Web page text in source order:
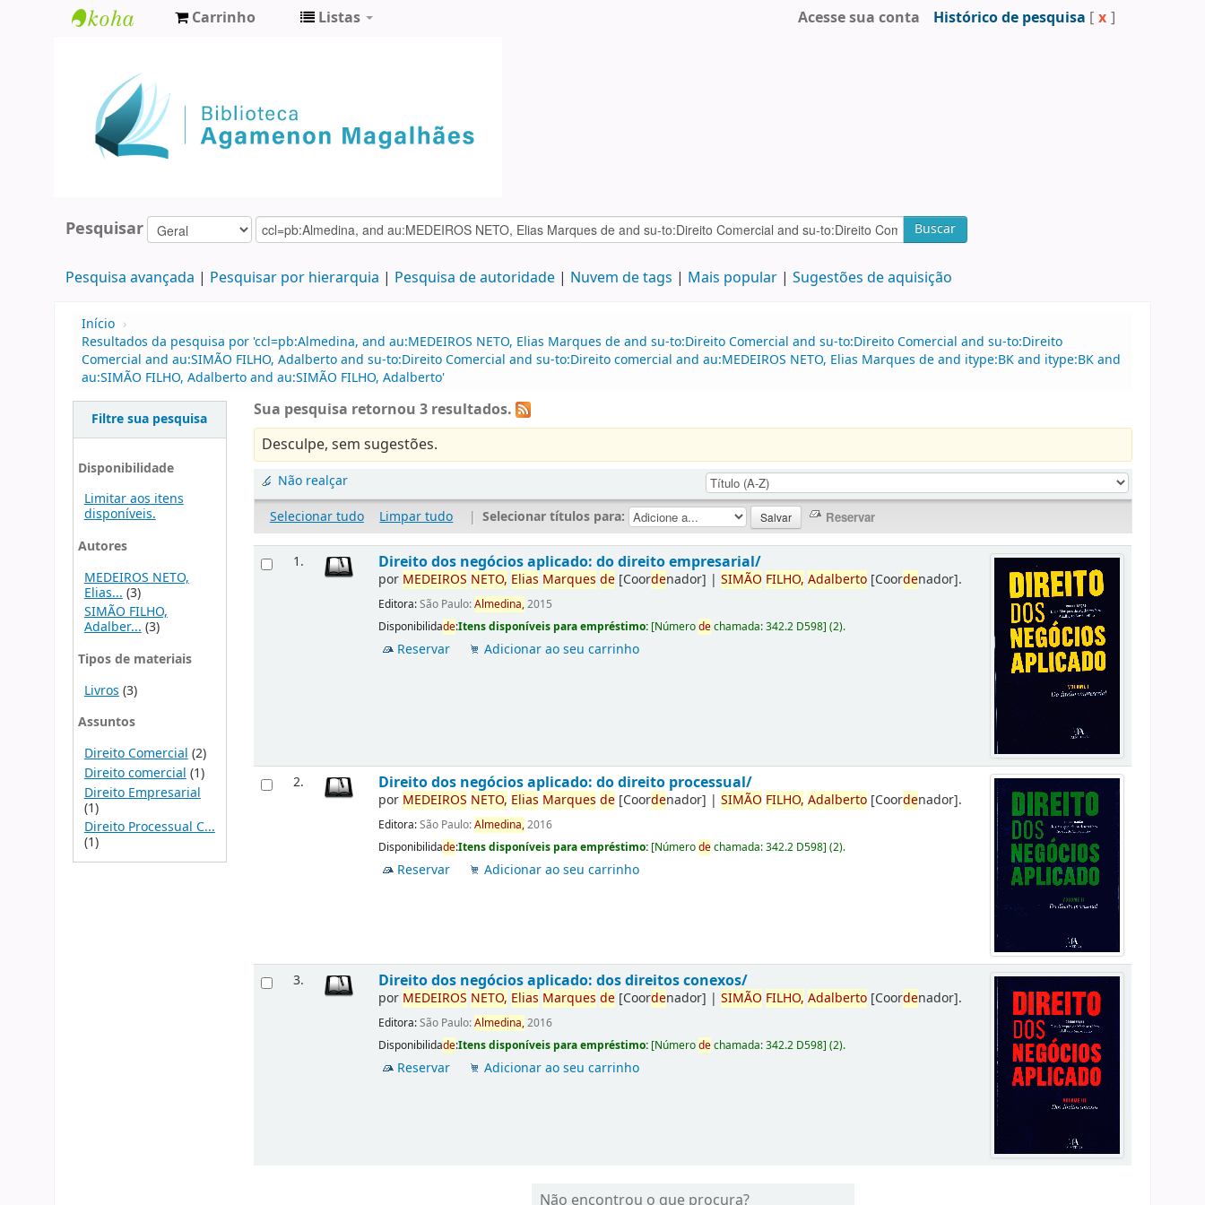
Agamenon
Magalhães
Carrinho Listas Acesse sua conta Histórico de pesquisa [ x ]
Pesquisar Buscar
Pesquisa avançada Pesquisar por hierarquia Pesquisa de autoridade Nuvem de tags Mais popular Sugestões de aquisição
Início ›
Resultados da pesquisa por 'ccl=pb:Almedina, and au:MEDEIROS NETO, Elias Marques de and su-to:Direito Comercial and su-to:Direito Comercial and su-to:Direito
Comercial and au:SIMÃO FILHO, Adalberto and su-to:Direito Comercial and su-to:Direito comercial and au:MEDEIROS NETO, Elias Marques de and itype:BK and itype:BK and
au:SIMÃO FILHO, Adalberto and au:SIMÃO FILHO, Adalberto'
Filtre sua pesquisa
Disponibilidade
Limitar aos itens
disponíveis.
Autores
MEDEIROS NETO,
Elias... (3)
SIMÃO FILHO,
Adalber...(3)
Tipos de materiais
Livros (3)
Assuntos
Direito Comercial (2)
Direito comercial (1)
Direito Empresarial
(1)
Direito Processual C...
(1)
Sua pesquisa retornou 3 resultados.
Desculpe, sem sugestões.
Não realçar
Selecionar tudo
Limpar tudo | Selecionar títulos para:
1. Direito dos negócios aplicado: do direito empresarial/
por MEDEIROS NETO, Elias Marques de [Coordenador] |SIMÃO FILHO, Adalberto [Coordenador].
Editora:São Paulo:Almedina,2015
Disponibilidade:Itens disponíveis para empréstimo: [Númerodechamada:342.2 D598](2).
Reservar Adicionar ao seu carrinho
2. Direito dos negócios aplicado: do direito processual/
por MEDEIROS NETO, Elias Marques de [Coordenador] |SIMÃO FILHO, Adalberto [Coordenador].
Editora:São Paulo:Almedina,2016
Disponibilidade:Itens disponíveis para empréstimo: [Númerodechamada:342.2 D598](2).
Reservar Adicionar ao seu carrinho
3. Direito dos negócios aplicado: dos direitos conexos/
por MEDEIROS NETO, Elias Marques de [Coordenador] |SIMÃO FILHO, Adalberto [Coordenador].
Editora:São Paulo:Almedina,2016
Disponibilidade:Itens disponíveis para empréstimo: [Númerodechamada:342.2 D598](2).
Reservar Adicionar ao seu carrinho